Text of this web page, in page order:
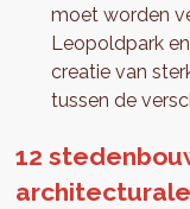
moet worden
Leopoldpark
creatie van
tussen de
12